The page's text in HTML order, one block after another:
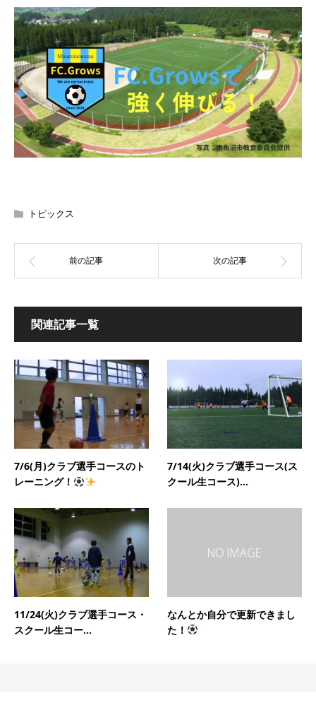
トピックス
関連記事一覧
7/6(月)クラブ選手コースのト
レーニング！
7/14(火)クラブ選手コース(ス
クール生コース)...
11/24(火)クラブ選手コース・
スクール生コー...
なんとか自分で更新できまし
た！